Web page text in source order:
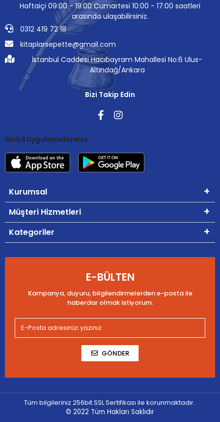
Haftaiçi 09:00 - 19:00 Cumartesi 10:00 - 17:00 saatleri
arasında ulaşabilirsiniz.
0312 419 72 18
kitaplarsepette@gmail.com
İstanbul Caddesi Hacıbayram Mahallesi No:6 Ulus-
Altındağ/Ankara
Bizi Takip Edin
Mobil Uygulamalarımız
Kurumsal
Müşteri Hizmetleri
Kategoriler
E-BÜLTEN
Kampanya, duyuru, bilgilendirmelerden e-posta ile
haberdar olmak istiyorum.
GÖNDER
Tüm bilgileriniz 256bit SSL Sertifikası ile korunmaktadır.
© 2022 Tüm Hakları Saklıdır